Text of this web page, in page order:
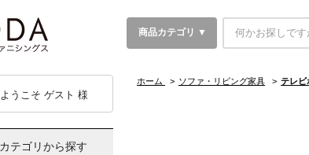
商品カテゴリ ▼
ホーム > ソファ・リビング家具 > テレビ
ようこそ ゲスト 様
カテゴリから探す